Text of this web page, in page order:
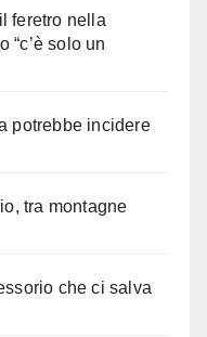
feretro nella
“c’è solo un
potrebbe incidere
tra montagne
che ci salva